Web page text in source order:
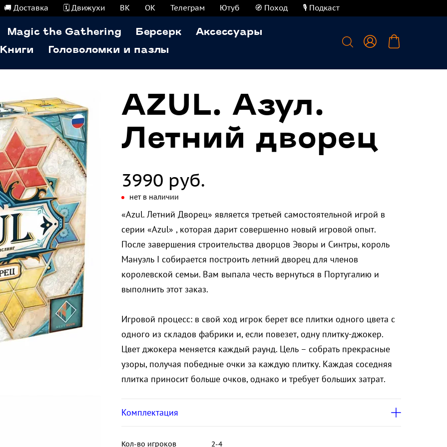
🚚 Доставка 🗓️ Движухи ВК ОК Телеграм Ютуб 🧭 Поход 🎙️ Подкаст
Magic the Gathering Берсерк
Аксессуары
Книги Головоломки и пазлы
AZUL. Азул.
Летний дворец
3990 руб.
нет в наличии
«Azul. Летний Дворец» является третьей самостоятельной игрой в
серии «Azul» , которая дарит совершенно новый игровой опыт.
После завершения строительства дворцов Эворы и Синтры, король
Мануэль I собирается построить летний дворец для членов
королевской семьи. Вам выпала честь вернуться в Португалию и
выполнить этот заказ.
Игровой процесс: в свой ход игрок берет все плитки одного цвета с
одного из складов фабрики и, если повезет, одну плитку-джокер.
Цвет джокера меняется каждый раунд. Цель – собрать прекрасные
узоры, получая победные очки за каждую плитку. Каждая соседняя
плитка приносит больше очков, однако и требует больших затрат.
Комплектация
Кол-во игроков
2-4